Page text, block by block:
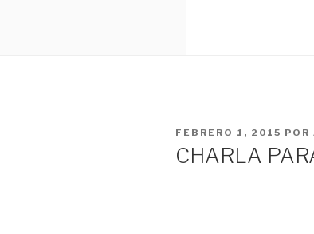
PUBLICADO
FEBRERO 1, 2015 POR
CHARLA